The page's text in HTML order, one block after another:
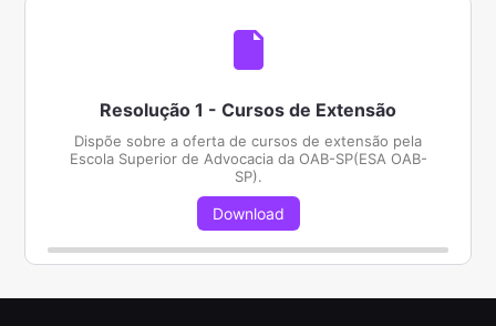
Resolução 1 - Cursos de Extensão
Dispõe sobre a oferta de cursos de extensão pela
Escola Superior de Advocacia da OAB-SP(ESA OAB-
SP).
Download